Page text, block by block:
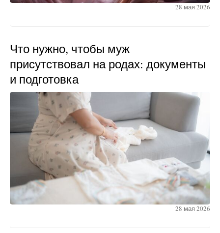
28 мая 2026
Что нужно, чтобы муж
присутствовал на родах: документы
и подготовка
28 мая 2026